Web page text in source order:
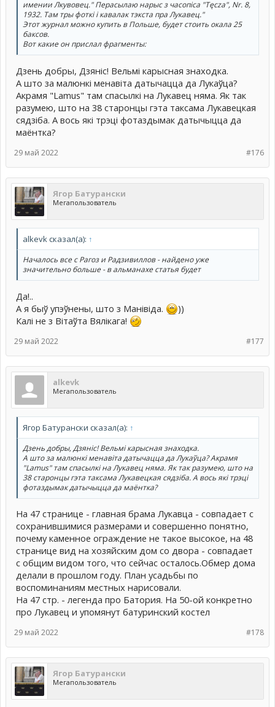
имении Лкувовец." Перасылаю нарыс з часопіса "Tęcza", Nr. 8,
1932. Там тры фоткі і кавалак тэкста пра Лукавец."
Этот журнал можно купить в Польше, будет стоить окала 25
баксов.
Вот какие он прислал фрагменты:
Дзень добры, Дзяніс! Вельмі карысная знаходка.
А што за малюнкі менавіта датычацца да Лукаўца?
Акрамя "Lamus" там спасылкі на Лукавец няма. Як так
разумею, што на 38 старонцы гэта таксама Лукавецкая
сядзіба. А вось які трэці фотаздымак датычыцца да
маёнтка?
#176
29 май 2022
Ягор Батурански
Мегапользователь
alkevk сказал(а): ↑
Началось все с Рагоз и Радзивиллов - найдено уже
значительно больше - в альманахе статья будет
Да!..
А я быў упэўнены, што з Манівіда.
))
Калі не з Вітаўта Вялікага!
#177
29 май 2022
alkevk
Мегапользователь
Ягор Батурански сказал(а): ↑
Дзень добры, Дзяніс! Вельмі карысная знаходка.
А што за малюнкі менавіта датычацца да Лукаўца? Акрамя
"Lamus" там спасылкі на Лукавец няма. Як так разумею, што на
38 старонцы гэта таксама Лукавецкая сядзіба. А вось які трэці
фотаздымак датычыцца да маёнтка?
На 47 странице - главная брама Лукавца - совпадает с
сохранившимися размерами и совершенно понятно,
почему каменное ограждение не такое высокое, на 48
странице вид на хозяйским дом со двора - совпадает
с общим видом того, что сейчас осталось.Обмер дома
делали в прошлом году. План усадьбы по
воспоминаниям местных нарисовали.
На 47 стр. - легенда про Батория. На 50-ой конкретно
про Лукавец и упомянут батуринский костел
#178
29 май 2022
Ягор Батурански
Мегапользователь